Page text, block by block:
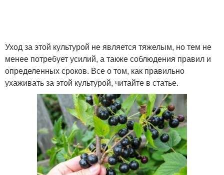
Уход за этой культурой не является тяжелым, но тем не
менее потребует усилий, а также соблюдения правил и
определенных сроков. Все о том, как правильно
ухаживать за этой культурой, читайте в статье.